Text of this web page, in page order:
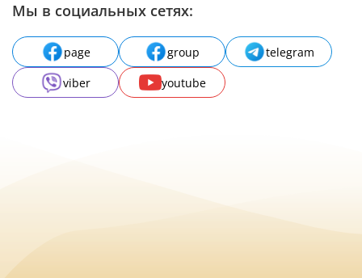
Мы в социальных сетях:
page group
telegram
viber
youtube